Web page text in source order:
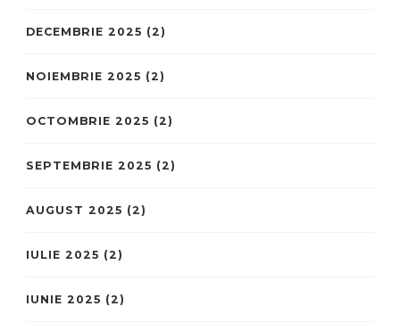
DECEMBRIE 2025 (2)
NOIEMBRIE 2025 (2)
OCTOMBRIE 2025 (2)
SEPTEMBRIE 2025 (2)
AUGUST 2025 (2)
IULIE 2025 (2)
IUNIE 2025 (2)